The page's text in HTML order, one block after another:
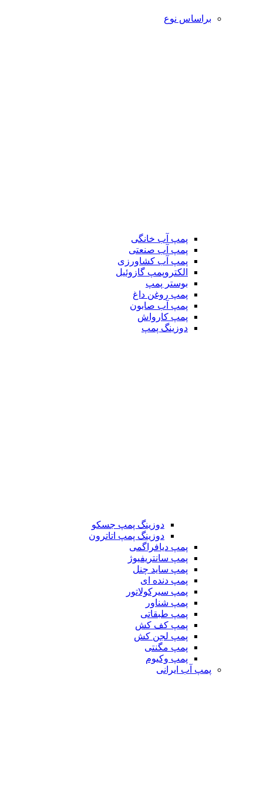
براساس نوع
پمپ آب خانگی
پمپ آب صنعتی
پمپ آب کشاورزی
الکتروپمپ گازوئیل
بوستر پمپ
پمپ روغن داغ
پمپ آب صابون
پمپ کارواش
دوزینگ پمپ
دوزینگ پمپ جسکو
دوزینگ پمپ اتاترون
پمپ دیافراگمی
پمپ سانتریفیوژ
پمپ ساید چنل
پمپ دنده ای
پمپ سیرکولاتور
پمپ شناور
پمپ طبقاتی
پمپ کف کش
پمپ لجن کش
پمپ مگنتی
پمپ وکیوم
پمپ آب ایرانی